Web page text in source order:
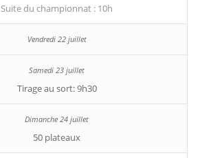
Suite du championnat : 10h
Tirage au sort: 9h30
50 plateaux